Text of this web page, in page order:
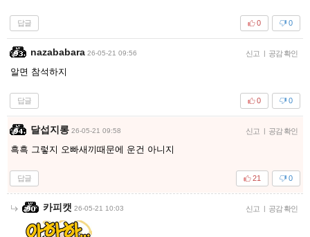
답글 0
0
nazababara 26-05-21 09:56 신고 | 공감 확인
알면 참석하지
답글 0
0
달섭지롱 26-05-21 09:58 신고 | 공감 확인
흑흑 그렇지 오빠새끼때문에 운건 아니지
답글 0
21
카피캣 26-05-21 10:03 신고 | 공감 확인